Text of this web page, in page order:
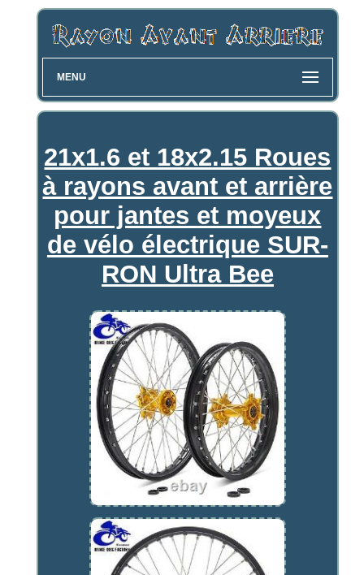
MENU
21x1.6 et 18x2.15 Roues
à rayons avant et arrière
pour jantes et moyeux
de vélo électrique SUR-
RON Ultra Bee